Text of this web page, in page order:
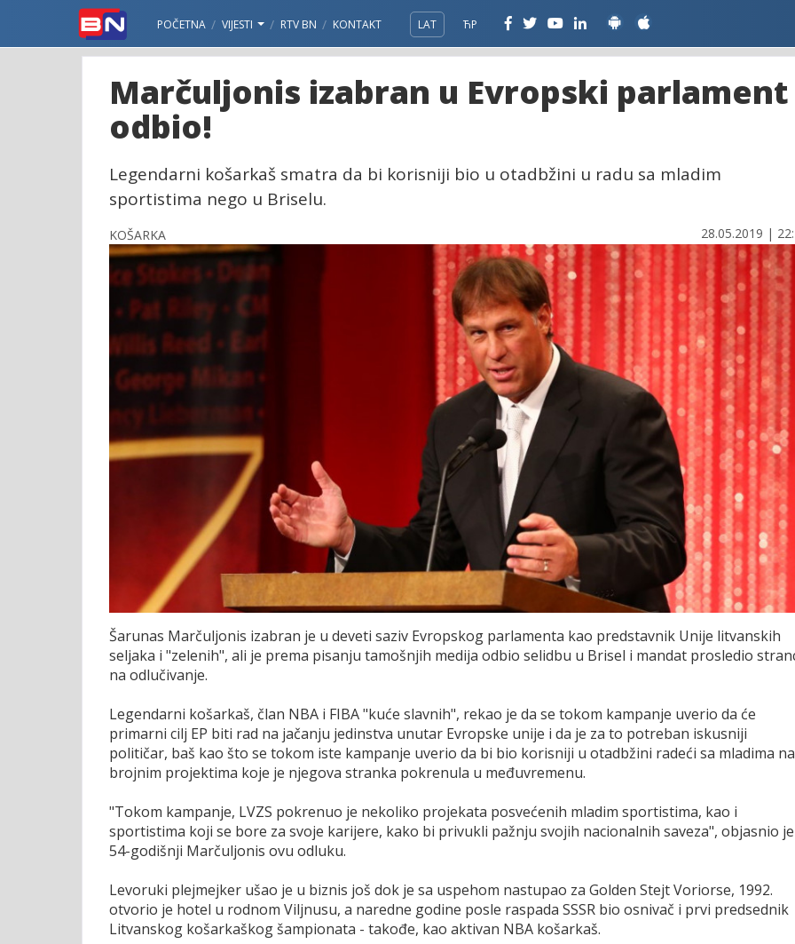
POČETNA VIJESTI RTV BN KONTAKT LAT ЋР
Marčuljonis izabran u Evropski
odbio!
Legendarni košarkaš smatra da bi korisniji bio u otadbžini u radu sa mladim
sportistima nego u Briselu.
KOŠARKA 28.05.2019 |
Šarunas Marčuljonis izabran je u deveti saziv Evropskog parlamenta kao predstavnik Unije litvanskih
seljaka i "zelenih", ali je prema pisanju tamošnjih medija odbio selidbu u Brisel i mandat prosledio
na odlučivanje.
Legendarni košarkaš, član NBA i FIBA "kuće slavnih", rekao je da se tokom kampanje uverio da će
primarni cilj EP biti rad na jačanju jedinstva unutar Evropske unije i da je za to potreban iskusniji
političar, baš kao što se tokom iste kampanje uverio da bi bio korisniji u otadbžini radeći sa mladima na
brojnim projektima koje je njegova stranka pokrenula u međuvremenu.
"Tokom kampanje, LVZS pokrenuo je nekoliko projekata posvećenih mladim sportistima, kao i
sportistima koji se bore za svoje karijere, kako bi privukli pažnju svojih nacionalnih saveza", objasnio je
54-godišnji Marčuljonis ovu odluku.
Levoruki plejmejker ušao je u biznis još dok je sa uspehom nastupao za Golden Stejt Voriorse, 1992.
otvorio je hotel u rodnom Viljnusu, a naredne godine posle raspada SSSR bio osnivač i prvi predsednik
Litvanskog košarkaškog šampionata - takođe, kao aktivan NBA košarkaš.